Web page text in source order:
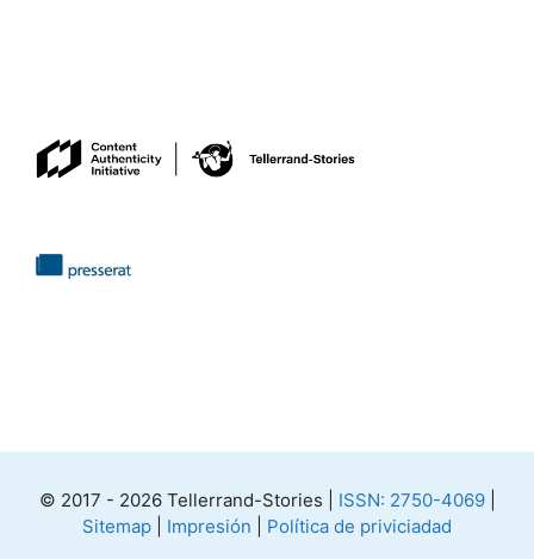
© 2017 - 2026 Tellerrand-Stories | ISSN: 2750-4069|
Sitemap
Impresión Política de priviciadad